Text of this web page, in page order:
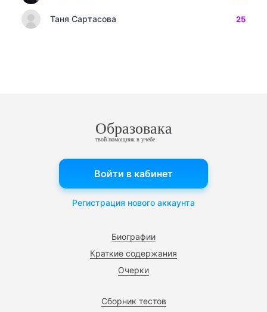
Таня Сартасова 25
Образовака
твой помощник в учебе
Биографии
Краткие содержания
Очерки
Сборник тестов
Войти в кабинет
Регистрация нового аккаунта